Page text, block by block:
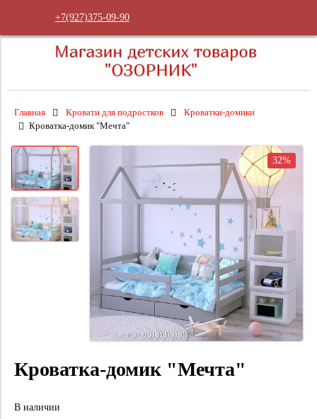
+7(927)375-09-90
Главная Кровати для подростков
Кроватки-домики
Кроватка-домик "Мечта"
32%
Кроватка-домик "Мечта"
В наличии